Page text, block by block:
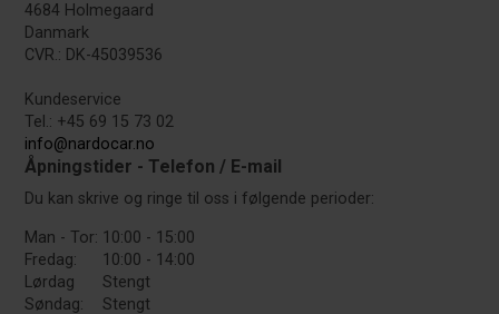
4684 Holmegaard
Danmark
CVR.: DK-45039536
Kundeservice
Tel.: +45 69 15 73 02
info@nardocar.no
Åpningstider - Telefon / E-mail
Du kan skrive og ringe til oss i følgende perioder:
Man - Tor: 10:00 - 15:00
Fredag:
10:00 - 14:00
Lørdag
Stengt
Søndag:
Stengt